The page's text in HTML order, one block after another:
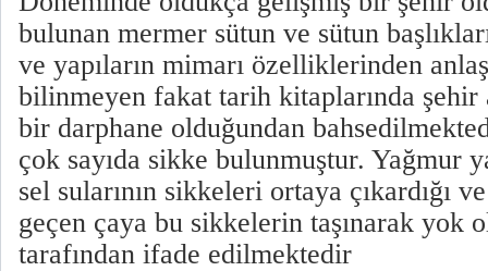
bulunan mermer sütun ve sütun
ve yapıların mimarı özelliklerinden
bilinmeyen fakat tarih kitaplarında şehir
bir darphane olduğundan
çok sayıda sikke bulunmuştur. Yağmur
sel sularının sikkeleri ortaya çıkardığı
geçen çaya bu sikkelerin taşınarak yok
tarafından ifade edilmektedir